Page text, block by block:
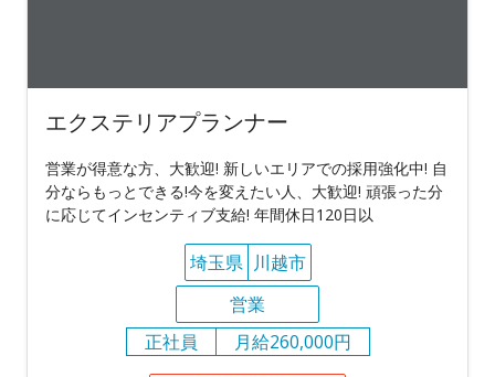
エクステリアプランナー
営業が得意な方、大歓迎! 新しいエリアでの採用強化中! 自
分ならもっとできる!今を変えたい人、大歓迎! 頑張った分
に応じてインセンティブ支給! 年間休日120日以
埼玉県 川越市
営業
正社員
月給260,000円